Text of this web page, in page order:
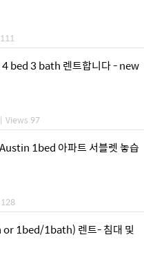
bed 3 bath 렌트합니다 - new
| Views 97
1bed 아파트 서블렛 놓습
1bed/1bath) 렌트- 침대 및